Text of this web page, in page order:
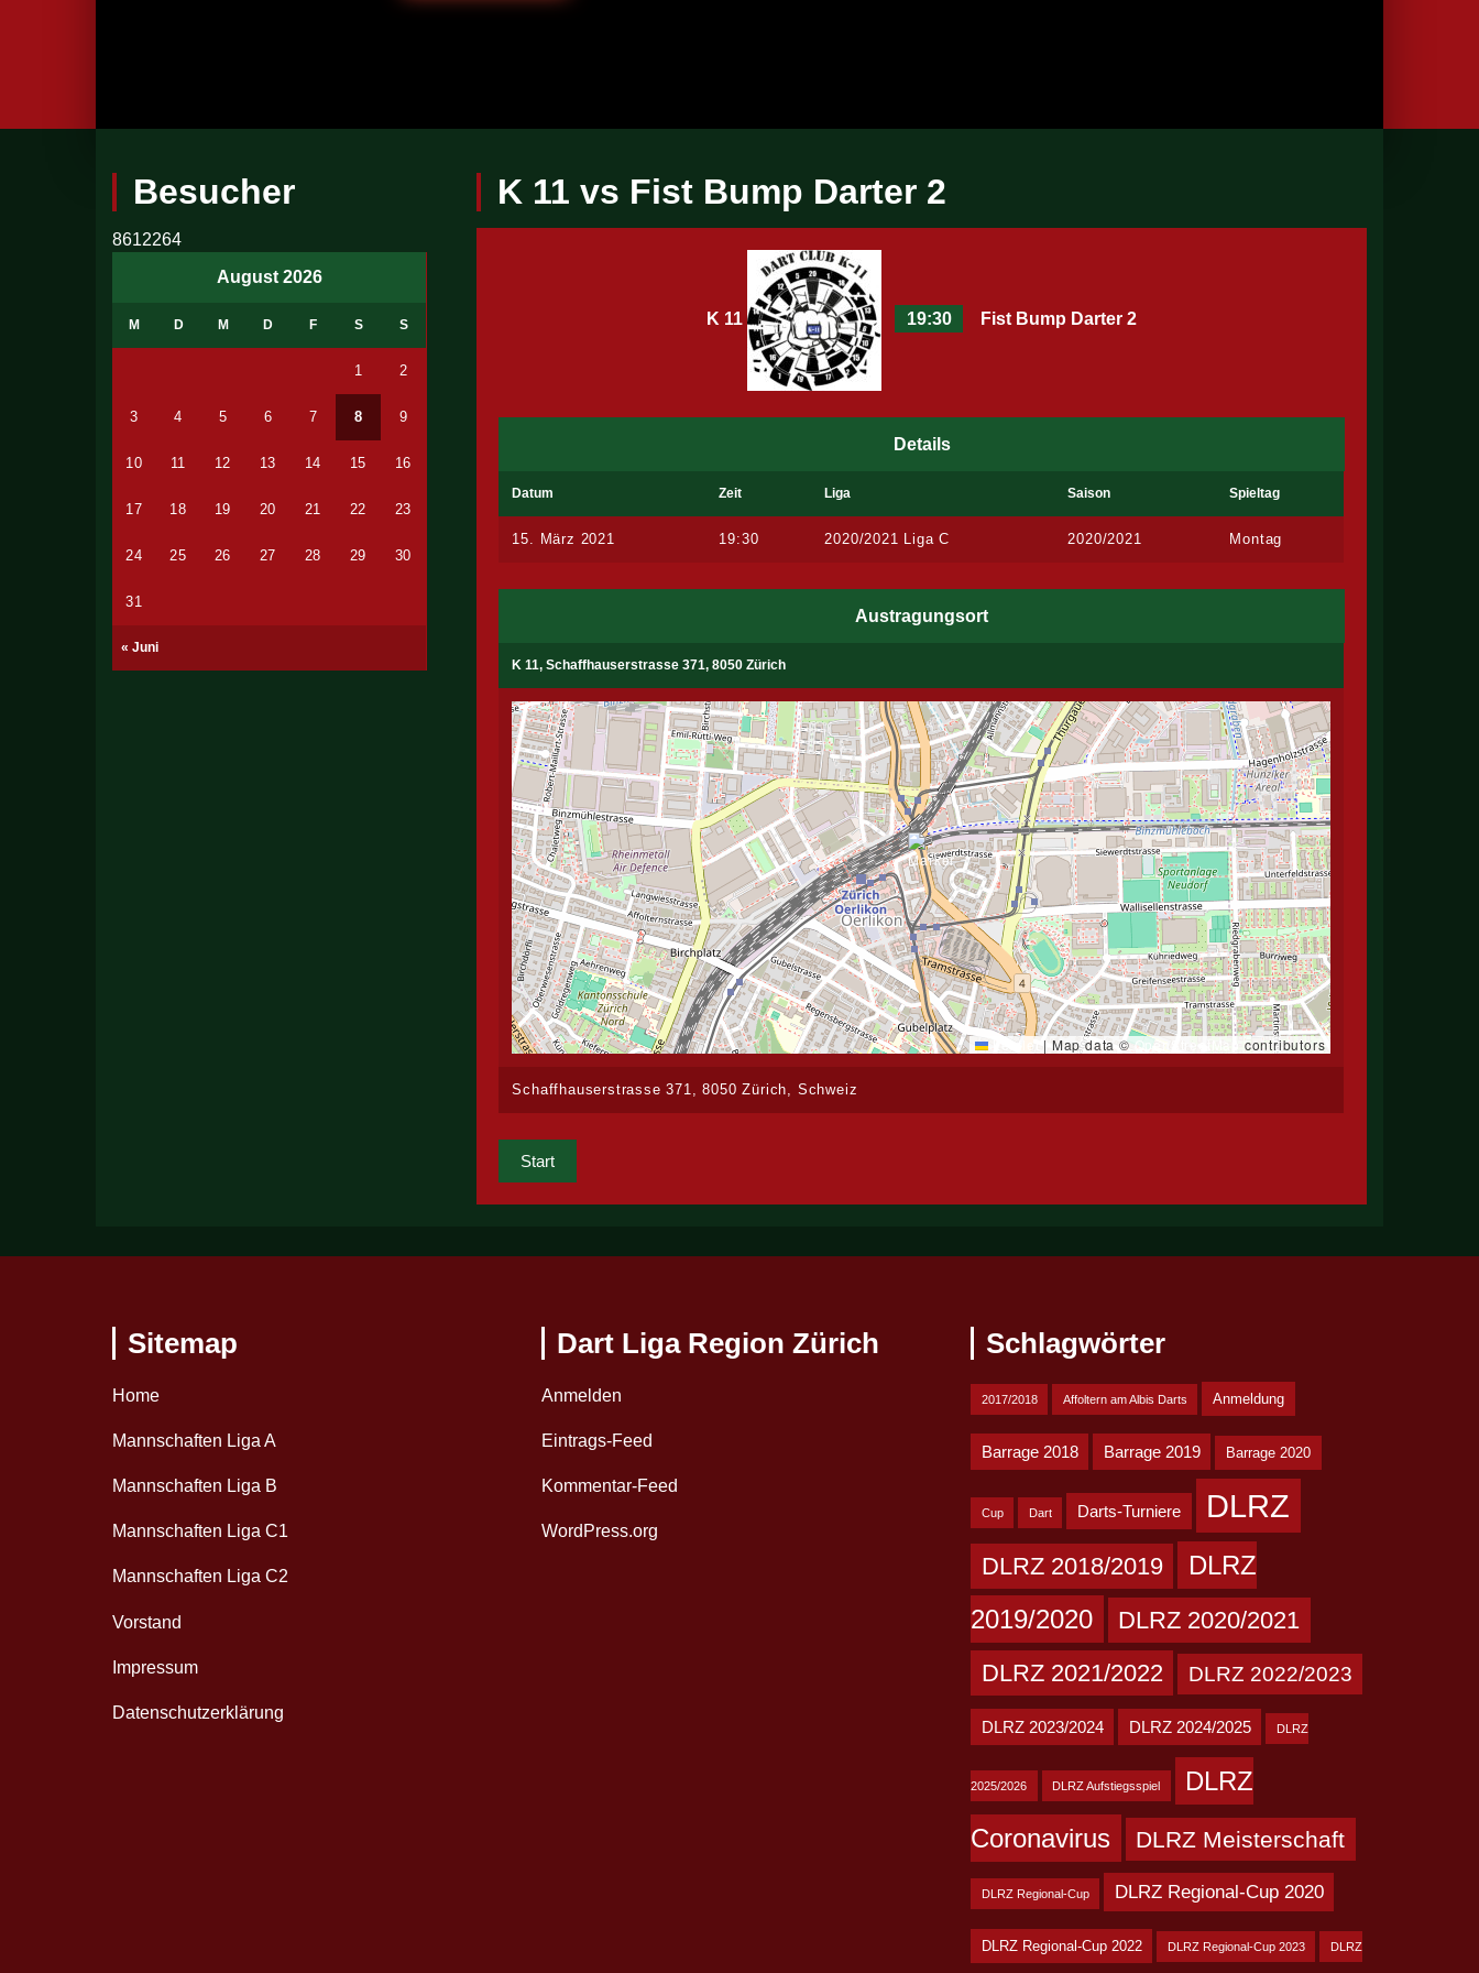
Besucher
8612264
August 2026
M D M D F S S
« Juni
1 2
3 4 5 6 7 8 9
10 11 12 13 14 15 16
17 18 19 20 21 22 23
24 25 26 27 28 29 30
31
K 11 vs Fist Bump Darter 2
K 11 19:30 Fist Bump Darter 2
Details
Datum Zeit Liga Saison Spieltag
15. März 2021 19:30 2020/2021 Liga C 2020/2021 Montag
Austragungsort
K 11, Schaffhauserstrasse 371, 8050 Zürich
Leaflet | Map data ©OpenStreetMap contributors
Schaffhauserstrasse 371, 8050 Zürich, Schweiz
Start
Sitemap
Home
Mannschaften Liga A
Mannschaften Liga B
Mannschaften Liga C1
Mannschaften Liga C2
Vorstand
Impressum
Datenschutzerklärung
Dart Liga Region Zürich
Anmelden
Eintrags-Feed
Kommentar-Feed
WordPress.org
Schlagwörter
2017/2018 Affoltern am Albis Darts Anmeldung
Barrage 2018 Barrage 2019 Barrage 2020
Cup Dart Darts-Turniere DLRZ
DLRZ 2018/2019
DLRZ
2019/2020
DLRZ 2020/2021
DLRZ 2021/2022
DLRZ 2022/2023
DLRZ 2023/2024 DLRZ 2024/2025 DLRZ
2025/2026 DLRZ Aufstiegsspiel
DLRZ
Coronavirus
DLRZ Meisterschaft
DLRZ Regional-Cup DLRZ Regional-Cup 2020
DLRZ Regional-Cup 2022 DLRZ Regional-Cup 2023 DLRZ